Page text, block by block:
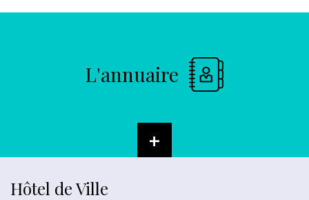
L'annuaire
+
Hôtel de Ville